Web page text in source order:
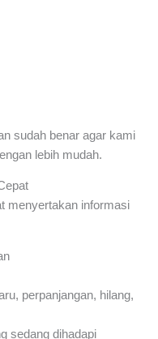
sudah benar agar kami
lebih mudah.
menyertakan informasi
perpanjangan, hilang,
sedang dihadapi